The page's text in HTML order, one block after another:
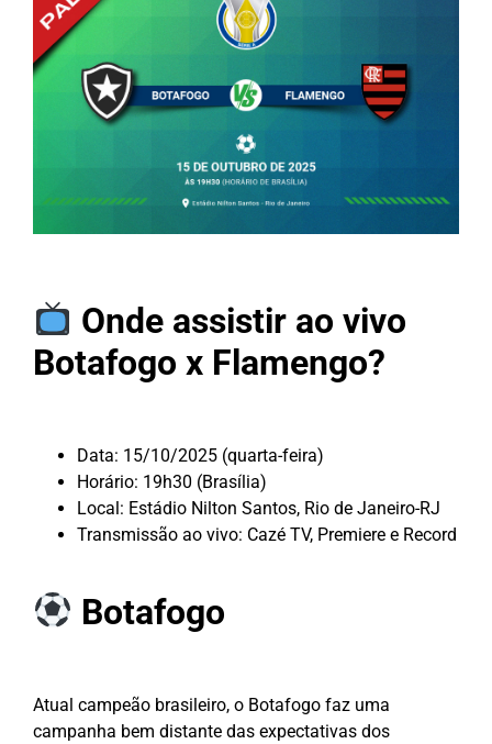
Onde assistir ao vivo
Botafogo x Flamengo?
Data: 15/10/2025 (quarta-feira)
Horário: 19h30 (Brasília)
Local: Estádio Nilton Santos, Rio de Janeiro-RJ
Transmissão ao vivo: Cazé TV, Premiere e Record
Botafogo
Atual campeão brasileiro, o Botafogo faz uma
campanha bem distante das expectativas dos